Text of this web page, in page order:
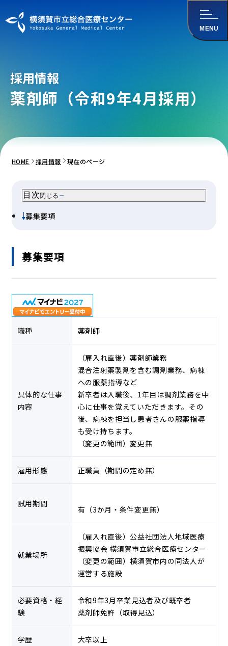
にスキップ
MENU
採用情報
薬剤師（令和9年4月採用）
HOME 採用情報 現在のページ
目次閉じる
募集要項
募集要項
職種 薬剤師
具体的な仕事
内容
（雇入れ直後）薬剤師業務
混合注射薬製剤を含む調剤業務、病棟
への服薬指導など
新卒者は入職後、1年目は調剤業務を中
心に仕事を覚えていただきます。その
後、病棟を担当し患者さんの服薬指導
も受け持ちます。
（変更の範囲）変更無
雇用形態 正職員（期間の定め無）
試用期間
有（3か月・条件変更無）
就業場所
（雇入れ直後）公益社団法人地域医療
振興協会 横須賀市立総合医療センター
（変更の範囲）横須賀市内の同法人が
運営する施設
必要資格・経
験
令和9年3月卒業見込者及び既卒者
薬剤師免許（取得見込）
学歴 大卒以上